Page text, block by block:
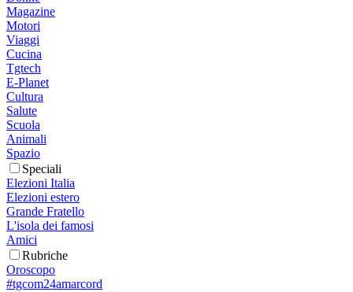
Magazine
Motori
Viaggi
Cucina
Tgtech
E-Planet
Cultura
Salute
Scuola
Animali
Spazio
Speciali
Elezioni Italia
Elezioni estero
Grande Fratello
L'isola dei famosi
Amici
Rubriche
Oroscopo
#tgcom24amarcord